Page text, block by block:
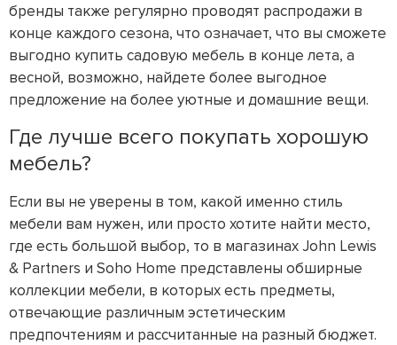
бренды также регулярно проводят распродажи в
конце каждого сезона, что означает, что вы сможете
выгодно купить садовую мебель в конце лета, а
весной, возможно, найдете более выгодное
предложение на более уютные и домашние вещи.
Где лучше всего покупать хорошую
мебель?
Если вы не уверены в том, какой именно стиль
мебели вам нужен, или просто хотите найти место,
где есть большой выбор, то в магазинах John Lewis
& Partners и Soho Home представлены обширные
коллекции мебели, в которых есть предметы,
отвечающие различным эстетическим
предпочтениям и рассчитанные на разный бюджет.